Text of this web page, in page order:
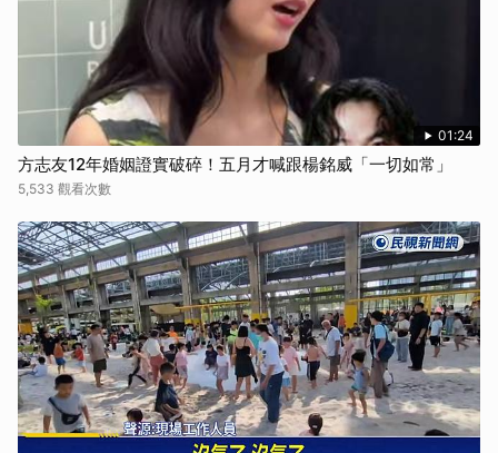
01:24
方志友12年婚姻證實破碎！五月才喊跟楊銘威「一切如常」
5,533 觀看次數